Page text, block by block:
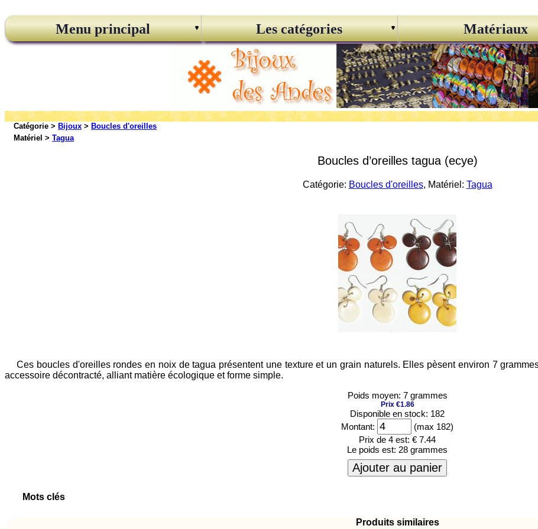
Menu principal Les catégories Matériaux
Catégorie > Bijoux > Boucles d'oreilles
Matériel > Tagua
Boucles d’oreilles tagua (ecye)
Catégorie: Boucles d'oreilles, Matériel: Tagua
Ces boucles d'oreilles rondes en noix de tagua présentent une texture et un grain naturels. Elles pèsent environ 7
accessoire décontracté, alliant matière écologique et forme simple.
Poids moyen: 7 grammes
Prix €1.86
Disponible en stock: 182
Montant:
(max 182)
Prix de 4 est: € 7.44
Le poids est: 28 grammes
Ajouter au panier
Mots clés
Produits similaires